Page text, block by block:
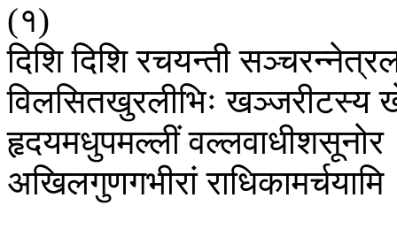
(१)
दिशि दिशि रचयन्ती
विलसितखुरलीभिः खञ्जरीटस्य
हृदयमधुपमल्लीं वल्लवाधीशसूनोर
अखिलगुणगभीरां राधिकामर्चयामि